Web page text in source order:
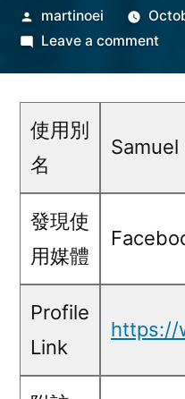
Posted
by
martinoei
Leave a commenton
使用別
名
Samuel
發現使
用媒體
Profile
Link
https://